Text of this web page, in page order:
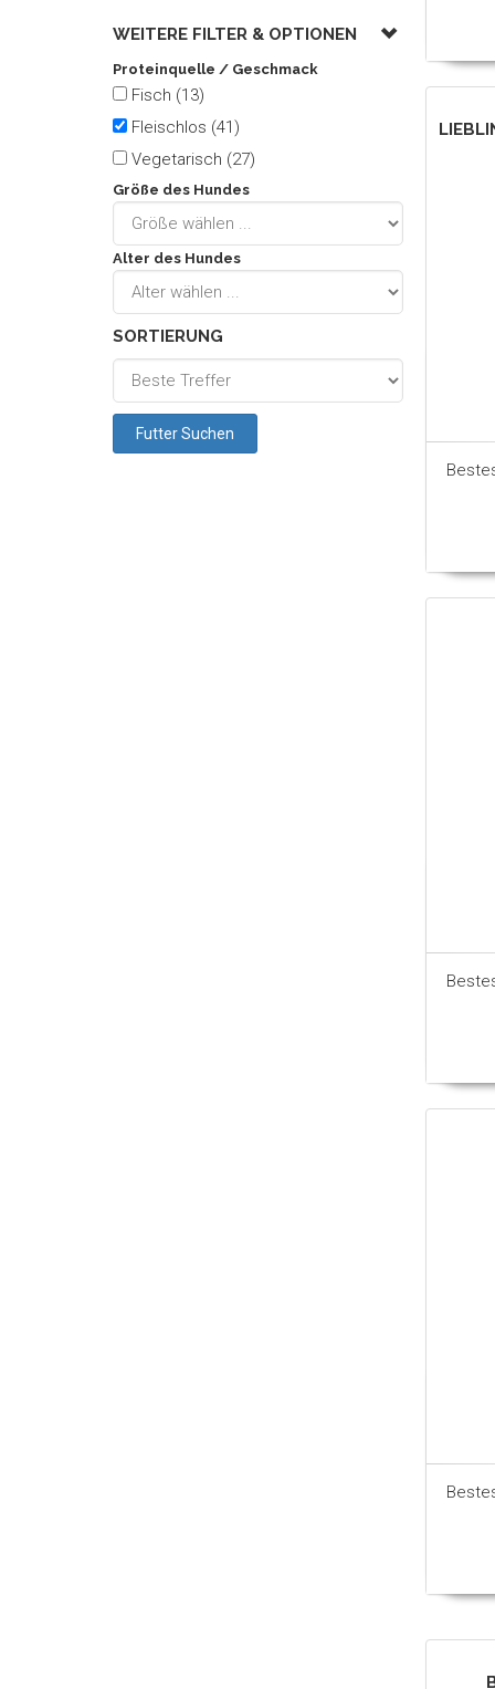
WEITERE FILTER & OPTIONEN
Proteinquelle / Geschmack
Fisch (13)
Fleischlos (41)
Vegetarisch (27)
Größe des Hundes
Alter des Hundes
SORTIERUNG